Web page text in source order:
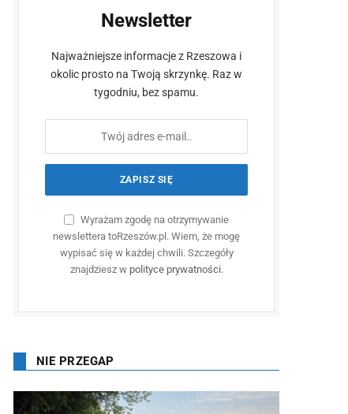
Newsletter
Najważniejsze informacje z Rzeszowa i
okolic prosto na Twoją skrzynkę. Raz w
tygodniu, bez spamu.
Wyrażam zgodę na otrzymywanie
newslettera toRzeszów.pl. Wiem, że mogę
wypisać się w każdej chwili. Szczegóły
znajdziesz w polityce prywatności.
NIE PRZEGAP